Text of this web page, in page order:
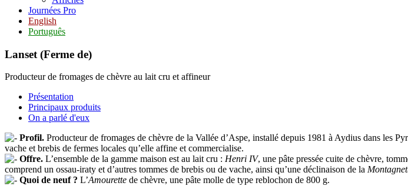
Journées Pro
English
Português
Lanset (Ferme de)
Producteur de fromages de chèvre au lait cru et affineur
Présentation
Principaux produits
On a parlé d'eux
Profil. Producteur de fromages de chèvre de la Vallée d’Aspe, installé depuis 1981 à Aydius dans les
vache et brebis de fermes locales qu’elle affine et commercialise.
Offre. L’ensemble de la gamme maison est au lait cru : Henri IV, une pâte pressée cuite de chèvre,
comprend un ossau-iraty et d’autres tommes de brebis ou de vache, ainsi qu’une déclinaison de la
Quoi de neuf ? L’Amourette de chèvre, une pâte molle de type reblochon de 800 g.